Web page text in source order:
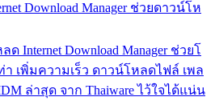
Download Manager ช่วยดาวน์โห
Internet Download Manager ช่วยโ
า เพิ่มความเร็ว ดาวน์โหลดไฟล์ เพล
ล่าสุด จาก Thaiware ไว้ใจได้แน่น